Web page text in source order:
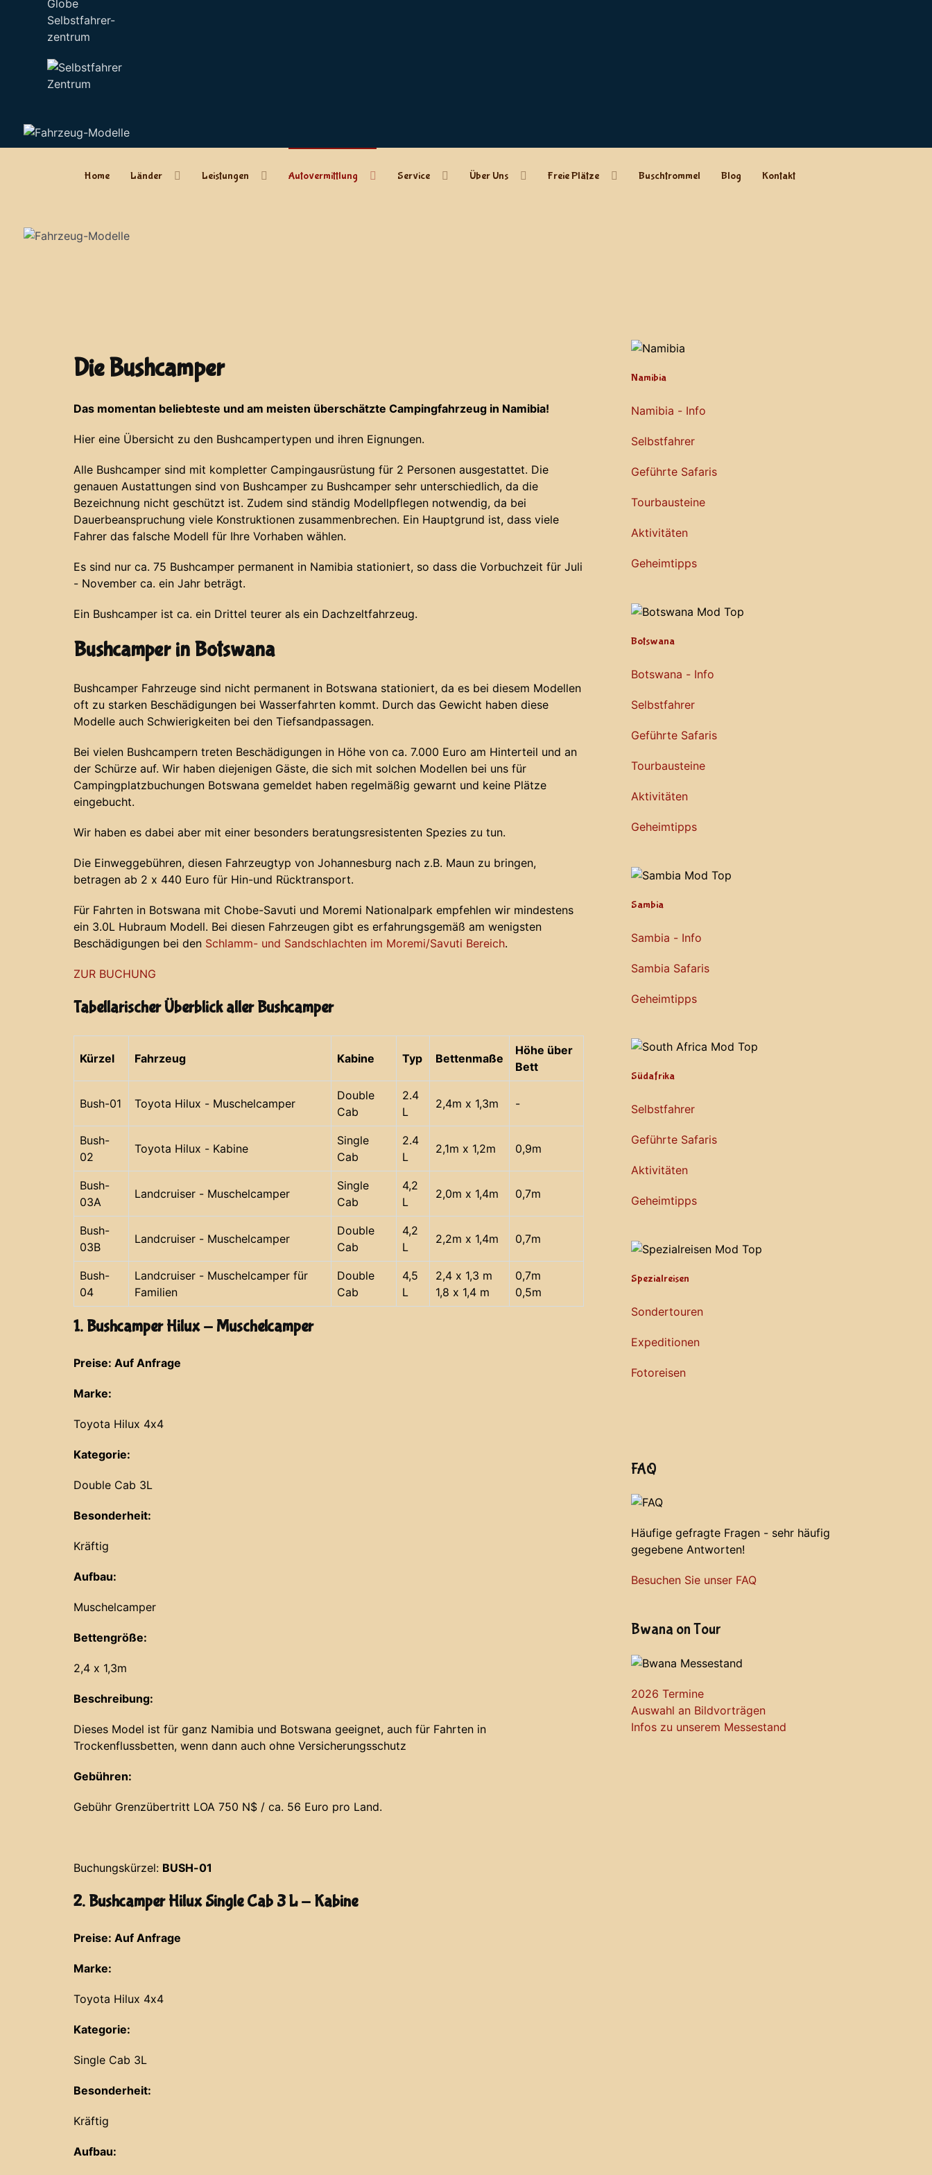
Selbstfahrer-
zentrum
Home Länder Leistungen Autovermittlung Service Über Uns Freie Plätze Buschtrommel Blog Kontakt
Die Bushcamper
Das momentan beliebteste und am meisten überschätzte Campingfahrzeug in Namibia!
Hier eine Übersicht zu den Bushcampertypen und ihren Eignungen.
Alle Bushcamper sind mit kompletter Campingausrüstung für 2 Personen ausgestattet. Die
genauen Austattungen sind von Bushcamper zu Bushcamper sehr unterschiedlich, da die
Bezeichnung nicht geschützt ist. Zudem sind ständig Modellpflegen notwendig, da bei
Dauerbeanspruchung viele Konstruktionen zusammenbrechen. Ein Hauptgrund ist, dass viele
Fahrer das falsche Modell für Ihre Vorhaben wählen.
Es sind nur ca. 75 Bushcamper permanent in Namibia stationiert, so dass die Vorbuchzeit für Juli
- November ca. ein Jahr beträgt.
Ein Bushcamper ist ca. ein Drittel teurer als ein Dachzeltfahrzeug.
Bushcamper in Botswana
Bushcamper Fahrzeuge sind nicht permanent in Botswana stationiert, da es bei diesem Modellen
oft zu starken Beschädigungen bei Wasserfahrten kommt. Durch das Gewicht haben diese
Modelle auch Schwierigkeiten bei den Tiefsandpassagen.
Bei vielen Bushcampern treten Beschädigungen in Höhe von ca. 7.000 Euro am Hinterteil und an
der Schürze auf. Wir haben diejenigen Gäste, die sich mit solchen Modellen bei uns für
Campingplatzbuchungen Botswana gemeldet haben regelmäßig gewarnt und keine Plätze
eingebucht.
Wir haben es dabei aber mit einer besonders beratungsresistenten Spezies zu tun.
Die Einweggebühren, diesen Fahrzeugtyp von Johannesburg nach z.B. Maun zu bringen,
betragen ab 2 x 440 Euro für Hin-und Rücktransport.
Für Fahrten in Botswana mit Chobe-Savuti und Moremi Nationalpark empfehlen wir mindestens
ein 3.0L Hubraum Modell. Bei diesen Fahrzeugen gibt es erfahrungsgemäß am wenigsten
Beschädigungen bei den Schlamm- und Sandschlachten im Moremi/Savuti Bereich.
ZUR BUCHUNG
Tabellarischer Überblick aller Bushcamper
Kürzel Fahrzeug Kabine Typ Bettenmaße
Höhe über
Bett
Bush-01 Toyota Hilux - Muschelcamper
Double
Cab
2.4
L
2,4m x 1,3m -
Bush-
02
Toyota Hilux - Kabine
Single
Cab
2.4
L
2,1m x 1,2m 0,9m
Bush-
03A
Landcruiser - Muschelcamper
Single
Cab
4,2
L
2,0m x 1,4m 0,7m
Bush-
03B
Landcruiser - Muschelcamper
Double
Cab
4,2
L
2,2m x 1,4m 0,7m
Bush-
04
Landcruiser - Muschelcamper für
Familien
Double
Cab
4,5
L
2,4 x 1,3 m
1,8 x 1,4 m
0,7m
0,5m
1. Bushcamper Hilux - Muschelcamper
Preise: Auf Anfrage
Marke:
Toyota Hilux 4x4
Kategorie:
Double Cab 3L
Besonderheit:
Kräftig
Aufbau:
Muschelcamper
Bettengröße:
2,4 x 1,3m
Beschreibung:
Dieses Model ist für ganz Namibia und Botswana geeignet, auch für Fahrten in
Trockenflussbetten, wenn dann auch ohne Versicherungsschutz
Gebühren:
Gebühr Grenzübertritt LOA 750 N$ / ca. 56 Euro pro Land.
Buchungskürzel: BUSH-01
2. Bushcamper Hilux Single Cab 3 L - Kabine
Preise: Auf Anfrage
Marke:
Toyota Hilux 4x4
Kategorie:
Single Cab 3L
Besonderheit:
Kräftig
Aufbau:
Namibia
Namibia - Info
Selbstfahrer
Geführte Safaris
Tourbausteine
Aktivitäten
Geheimtipps
Botswana
Botswana - Info
Selbstfahrer
Geführte Safaris
Tourbausteine
Aktivitäten
Geheimtipps
Sambia
Sambia - Info
Sambia Safaris
Geheimtipps
Südafrika
Selbstfahrer
Geführte Safaris
Aktivitäten
Geheimtipps
Spezialreisen
Sondertouren
Expeditionen
Fotoreisen
FAQ
Häufige gefragte Fragen - sehr häufig
gegebene Antworten!
Besuchen Sie unser FAQ
Bwana on Tour
2026 Termine
Auswahl an Bildvorträgen
Infos zu unserem Messestand